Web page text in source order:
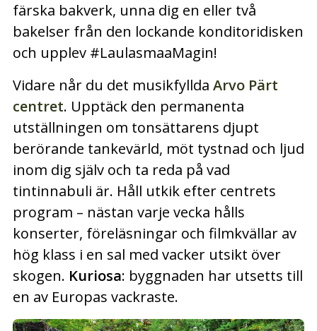
färska bakverk, unna dig en eller två
bakelser från den lockande konditoridisken
och upplev #LaulasmaaMagin!
Vidare når du det musikfyllda Arvo Pärt
centret. Upptäck den permanenta
utställningen om tonsättarens djupt
berörande tankevärld, möt tystnad och ljud
inom dig själv och ta reda på vad
tintinnabuli är. Håll utkik efter centrets
program – nästan varje vecka hålls
konserter, föreläsningar och filmkvällar av
hög klass i en sal med vacker utsikt över
skogen. Kuriosa: byggnaden har utsetts till
en av Europas vackraste.